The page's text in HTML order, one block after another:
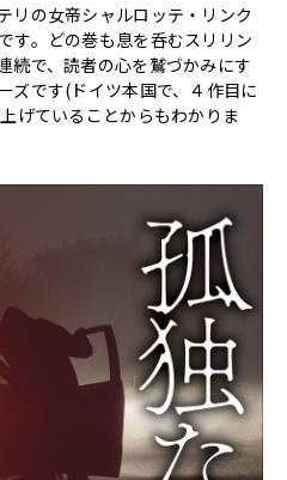
リの女帝シャルロッテ・リンク
す。どの巻も息を呑むスリリン
続で、読者の心を鷲づかみにす
ズです(ドイツ本国で、４作目に
げていることからもわかりま